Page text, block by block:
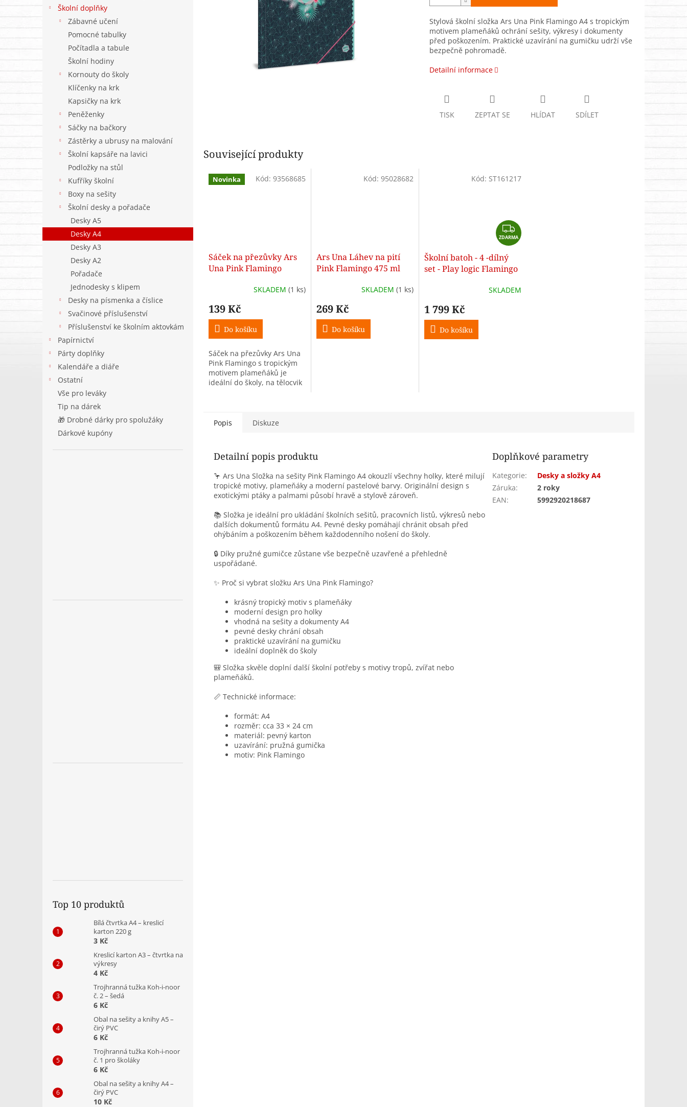
Školní doplňky
Zábavné učení
Pomocné tabulky
Počítadla a tabule
Školní hodiny
Kornouty do školy
Klíčenky na krk
Kapsičky na krk
Peněženky
Sáčky na bačkory
Zástěrky a ubrusy na malování
Školní kapsáře na lavici
Podložky na stůl
Kufříky školní
Boxy na sešity
Školní desky a pořadače
Desky A5
Desky A4
Desky A3
Desky A2
Pořadače
Jednodesky s klipem
Desky na písmenka a číslice
Svačinové příslušenství
Příslušenství ke školním aktovkám
Papírnictví
Párty doplňky
Kalendáře a diáře
Ostatní
Vše pro leváky
Tip na dárek
🎁 Drobné dárky pro spolužáky
Dárkové kupóny
Top 10 produktů
Bílá čtvrtka A4 – kreslicí
karton 220 g
3 Kč
Kreslicí karton A3 – čtvrtka na
výkresy
4 Kč
Trojhranná tužka Koh-i-noor
č. 2 – šedá
6 Kč
Obal na sešity a knihy A5 –
čirý PVC
6 Kč
Trojhranná tužka Koh-i-noor
č. 1 pro školáky
6 Kč
Obal na sešity a knihy A4 –
čirý PVC
10 Kč
Stylová školní složka Ars Una Pink Flamingo A4 s tropickým
motivem plameňáků ochrání sešity, výkresy i dokumenty
před poškozením. Praktické uzavírání na gumičku udrží vše
bezpečně pohromadě.
Detailní informace
TISK ZEPTAT SE HLÍDAT SDÍLET
Související produkty
Novinka
Sáček na přezůvky Ars
Una Pink Flamingo
SKLADEM (1 ks)
139 Kč
Do košíku
Sáček na přezůvky Ars Una
Pink Flamingo s tropickým
motivem plameňáků je
ideální do školy, na tělocvik
Kód: 93568685
Ars Una Láhev na pití
Pink Flamingo 475 ml
SKLADEM (1 ks)
269 Kč
Do košíku
Kód: 95028682
Z
D
R
A
ZDARMA
Školní batoh - 4 -dílný
set - Play logic Flamingo
SKLADEM
1 799 Kč
Do košíku
Kód: ST161217
Popis Diskuze
Detailní popis produktu
🦩 Ars Una Složka na sešity Pink Flamingo A4 okouzlí všechny holky, které milují
tropické motivy, plameňáky a moderní pastelové barvy. Originální design s
exotickými ptáky a palmami působí hravě a stylově zároveň.
📚 Složka je ideální pro ukládání školních sešitů, pracovních listů, výkresů nebo
dalších dokumentů formátu A4. Pevné desky pomáhají chránit obsah před
ohýbáním a poškozením během každodenního nošení do školy.
🔒 Díky pružné gumičce zůstane vše bezpečně uzavřené a přehledně
uspořádané.
✨ Proč si vybrat složku Ars Una Pink Flamingo?
krásný tropický motiv s plameňáky
moderní design pro holky
vhodná na sešity a dokumenty A4
pevné desky chrání obsah
praktické uzavírání na gumičku
ideální doplněk do školy
🎒 Složka skvěle doplní další školní potřeby s motivy tropů, zvířat nebo
plameňáků.
📏 Technické informace:
formát: A4
rozměr: cca 33 × 24 cm
materiál: pevný karton
uzavírání: pružná gumička
motiv: Pink Flamingo
Doplňkové parametry
Kategorie:
Desky a složky A4
Záruka:
2 roky
EAN: 5992920218687